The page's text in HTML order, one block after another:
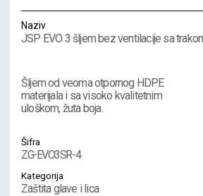
Naziv
JSP EVO 3 šljem bez ventilacije sa
Šljem od veoma otpornog HDPE
materijala i sa visoko kvalitetnim
uloškom, žuta boja.
Šifra
ZG-EVO3SR-4
Kategorija
Zaštita glave i lica